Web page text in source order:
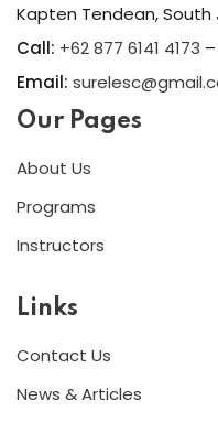
Kapten Tendean, South
Call: +62 877 6141 4173
Email:
Our Pages
About Us
Programs
Instructors
Links
Contact Us
News & Articles